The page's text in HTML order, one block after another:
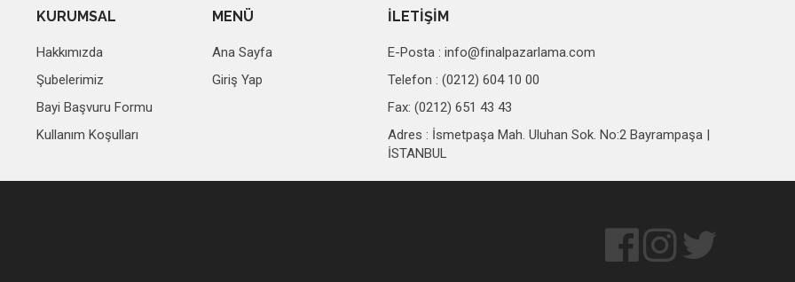
KURUMSAL
Hakkımızda
Şubelerimiz
Bayi Başvuru Formu
Kullanım Koşulları
MENÜ
Ana Sayfa
Giriş Yap
İLETİŞİM
E-Posta :info@finalpazarlama.com
Telefon : (0212) 604 10 00
Fax: (0212) 651 43 43
Adres : İsmetpaşa Mah. Uluhan Sok. No:2 Bayrampaşa |
İSTANBUL